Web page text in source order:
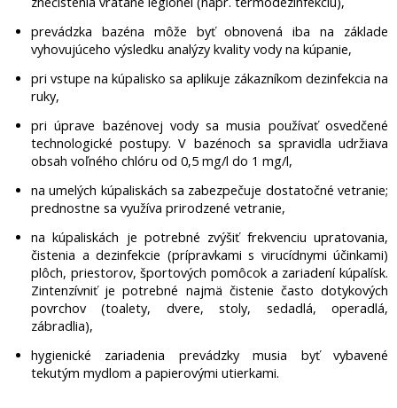
prevádzka bazéna môže byť obnovená iba na základe
vyhovujúceho výsledku analýzy kvality vody na kúpanie,
pri vstupe na kúpalisko sa aplikuje zákazníkom dezinfekcia na
ruky,
pri úprave bazénovej vody sa musia používať osvedčené
technologické postupy. V bazénoch sa spravidla udržiava
obsah voľného chlóru od 0,5 mg/l do 1 mg/l,
na umelých kúpaliskách sa zabezpečuje dostatočné vetranie;
prednostne sa využíva prirodzené vetranie,
na kúpaliskách je potrebné zvýšiť frekvenciu upratovania,
čistenia a dezinfekcie (prípravkami s virucídnymi účinkami)
plôch, priestorov, športových pomôcok a zariadení kúpalísk.
Zintenzívniť je potrebné najmä čistenie často dotykových
povrchov (toalety, dvere, stoly, sedadlá, operadlá,
zábradlia),
hygienické zariadenia prevádzky musia byť vybavené
tekutým mydlom a papierovými utierkami.